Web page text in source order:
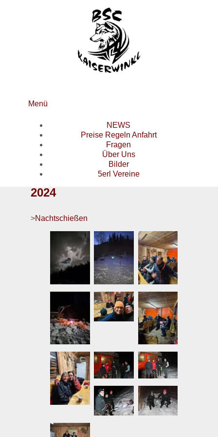
Menü
NEWS
Preise Regeln Anfahrt
Fragen
Über Uns
Bilder
5erl Vereine
2024
>Nachtschießen